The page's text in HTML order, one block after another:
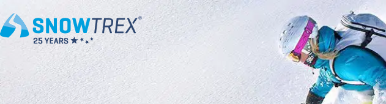
Abonaţi-vă la newsletter-ul nostru și aflați printre primii ce promoții vă așteaptă!